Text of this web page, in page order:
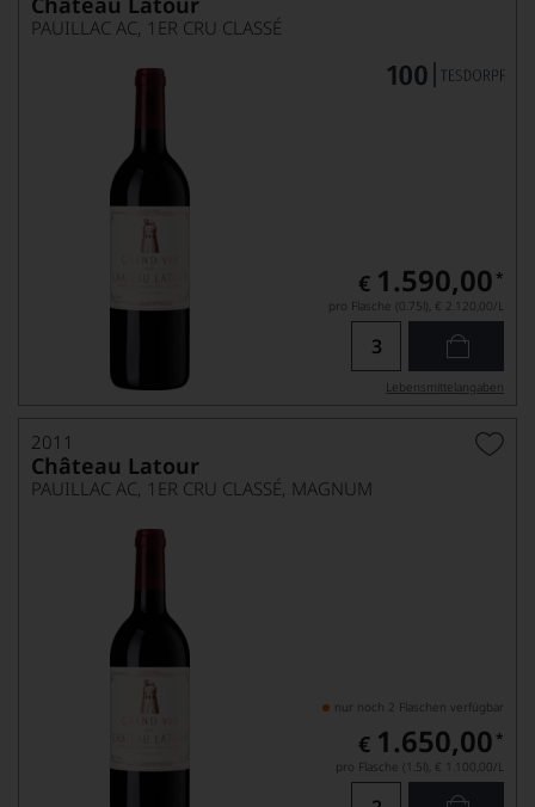
PAUILLAC AC, 1ER CRU CLASSÉ
€ 1.590,00 *
pro Flasche (0.75l), € 2.120,00/L
Lebensmittel­angaben
2011
Château Latour
PAUILLAC AC, 1ER CRU CLASSÉ, MAGNUM
nur noch 2 Flaschen verfügbar
€ 1.650,00 *
pro Flasche (1.5l), € 1.100,00/L